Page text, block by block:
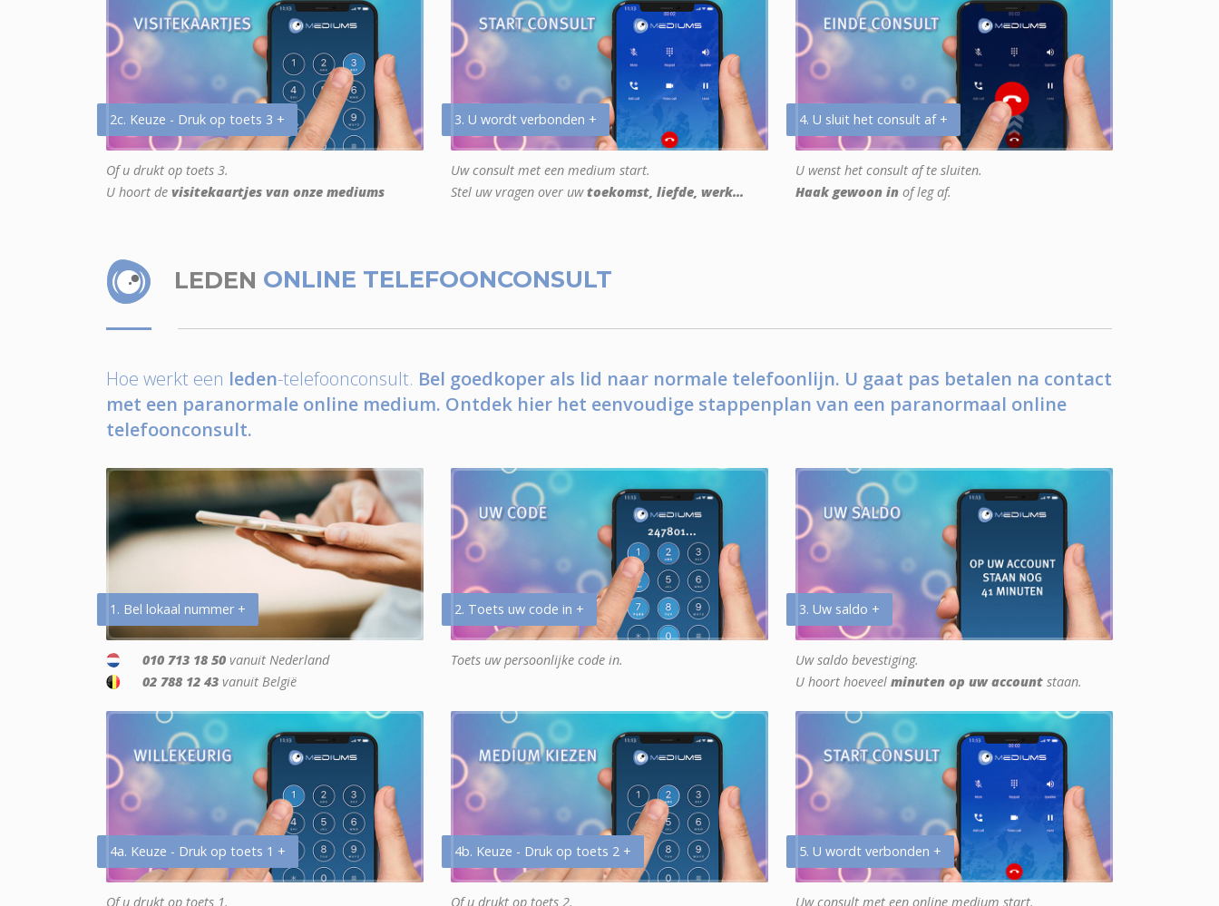
2c. Keuze - Druk op toets 3 +
Of u drukt op toets 3.
U hoort de visitekaartjes van onze mediums
3. U wordt verbonden +
Uw consult met een medium start.
Stel uw vragen over uwtoekomst, liefde, werk...
4. U sluit het consult af +
U wenst het consult af te sluiten.
Haak gewoon in of leg af.
LEDEN ONLINE TELEFOONCONSULT
Hoe werkt een leden-telefoonconsult. Bel goedkoper als lid naar normale telefoonlijn. U gaat pas betalen na contact
met een paranormale online medium. Ontdek hier het eenvoudige stappenplan van een paranormaal online
telefoonconsult.
1. Bel lokaal nummer +
010 713 18 50 vanuit Nederland
02 788 12 43 vanuit België
2. Toets uw code in +
Toets uw persoonlijke code in.
3. Uw saldo +
Uw saldo bevestiging.
U hoort hoeveel minuten op uw account staan.
4a. Keuze - Druk op toets 1 +
Of u drukt op toets 1.
4b. Keuze - Druk op toets 2 +
Of u drukt op toets 2.
5. U wordt verbonden +
Uw consult met een online medium start.